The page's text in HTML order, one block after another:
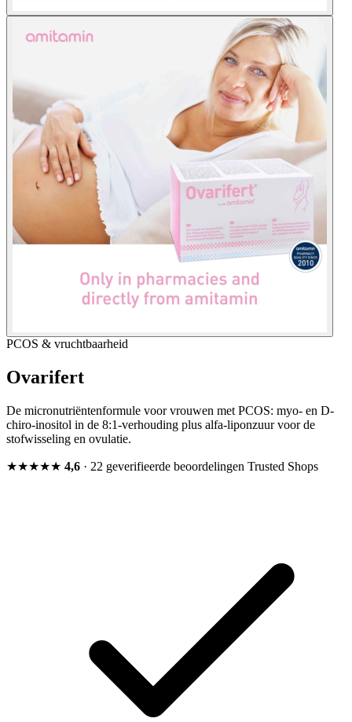
PCOS & vruchtbaarheid
Ovarifert
De micronutriëntenformule voor vrouwen met PCOS: myo- en D-
chiro-inositol in de 8:1-verhouding plus alfa-liponzuur voor de
stofwisseling en ovulatie.
★★★★★ 4,6 · 22 geverifieerde beoordelingen Trusted Shops